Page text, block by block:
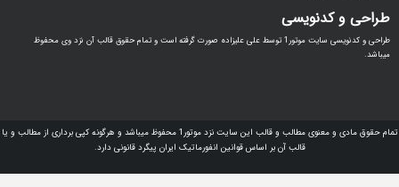
طراحی و کدنویسی سایت موتور1 توسط علی علیزاده صورت گرفته است و تمام حقوق قالب آن نزد وی محفوظ
تمام حقوق مادی و معنوی مطالب و قالب این سایت نزد موتور1 محفوظ میباشد و هرگونه کپی برداری از مطالب و یا
قالب آن بر اساس قوانین انفورماتیک ایران پیگرد قانونی دارد.